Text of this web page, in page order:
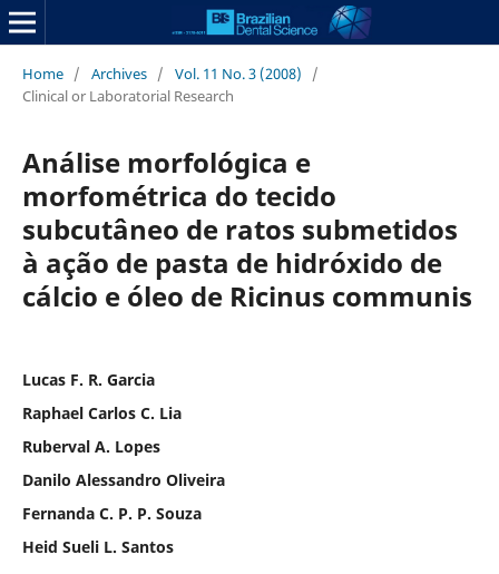
Home / Archives / Vol. 11 No. 3 (2008)
/
Clinical or Laboratorial Research
Análise morfológica e
morfométrica do tecido
subcutâneo de ratos submetidos
à ação de pasta de hidróxido de
cálcio e óleo de Ricinus communis
Lucas F. R. Garcia
Raphael Carlos C. Lia
Ruberval A. Lopes
Danilo Alessandro Oliveira
Fernanda C. P. P. Souza
Heid Sueli L. Santos